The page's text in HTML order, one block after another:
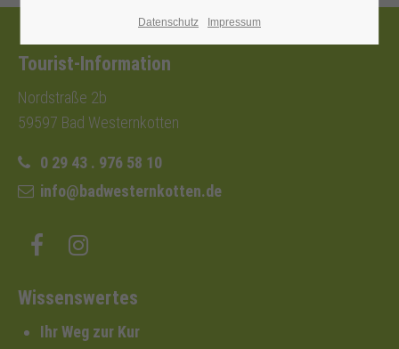
Tourist-Information
Nordstraße 2b
59597 Bad Westernkotten
0 29 43 . 976 58 10
info@badwesternkotten.de
Wissenswertes
Ihr Weg zur Kur
Datenschutz Impressum